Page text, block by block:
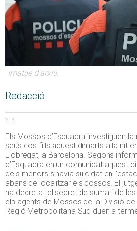
Imatge d'arxiu.
Redacció
216
Els Mossos d’Esquadra investiguen la
seus dos fills aquest dimarts a la nit
Llobregat, a Barcelona. Segons
d’Esquadra en un comunicat aquest
dels menors s’havia suïcidat en
abans de localitzar els cossos. El
ha decretat el secret de sumari de
els agents de Mossos de la Divisió
Regió Metropolitana Sud duen a